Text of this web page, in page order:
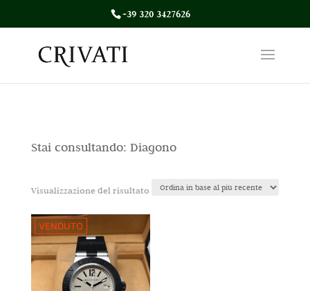
+39 320 3427626
Stai consultando: Diagono
Visualizzazione del risultato
VENDUTO